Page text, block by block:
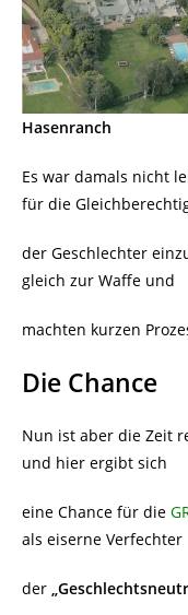
Hasenranch
Es war damals nicht
für die
der Geschlechter
gleich zur Waffe und
machten kurzen
Die Chance
Nun ist aber die Zeit
und hier ergibt sich
eine Chance für die
als eiserne Verfechter
der